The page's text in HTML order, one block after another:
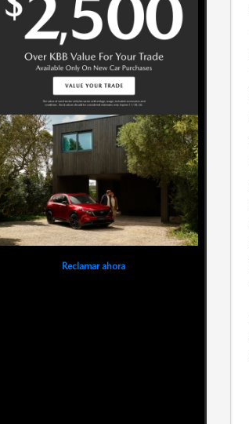
Reclamar ahora